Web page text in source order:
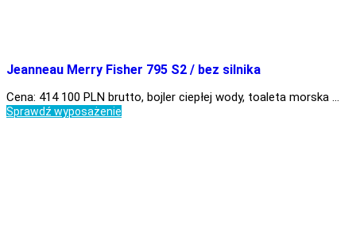
Jeanneau Merry Fisher 795 S2 / bez silnika
Cena: 414 100 PLN brutto, bojler ciepłej wody, toaleta morska …
Sprawdź wyposażenie